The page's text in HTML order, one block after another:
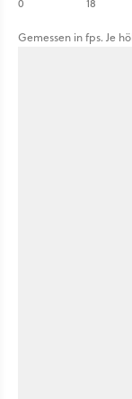
0 18
Gemessen in fps. Je